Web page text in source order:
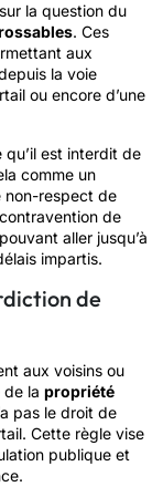
la question du
. Ces
aux
la voie
ou encore d’une
est interdit de
comme un
non-respect de
de
aller jusqu’à
impartis.
de
aux voisins ou
de la propriété
pas le droit de
Cette règle vise
publique et